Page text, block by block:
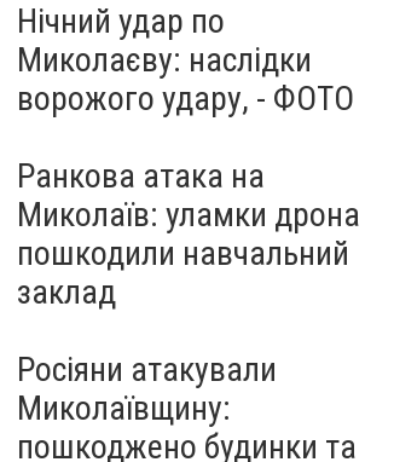
Фото поліція Миколаївщини.
Нічний удар по
Миколаєву: наслідки
ворожого удару, - ФОТО
Ранкова атака на
Миколаїв: уламки дрона
пошкодили навчальний
заклад
Росіяни атакували
Миколаївщину:
пошкоджено будинки та